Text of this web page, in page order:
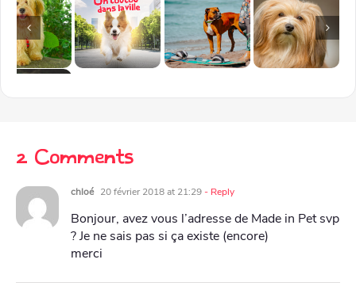
2 Comments
chloé 20 février 2018 at 21:29- Reply
Bonjour, avez vous l’adresse de Made in Pet svp
? Je ne sais pas si ça existe (encore)
merci